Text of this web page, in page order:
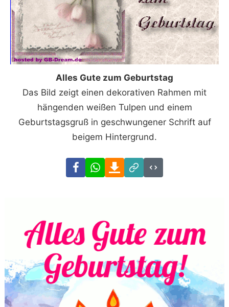
Alles Gute zum Geburtstag
Das Bild zeigt einen dekorativen Rahmen mit
hängenden weißen Tulpen und einem
Geburtstagsgruß in geschwungener Schrift auf
beigem Hintergrund.
FacebookWhatsAppDownload
Link
Code